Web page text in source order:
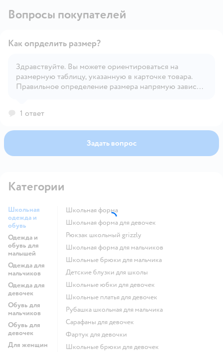
Вопросы покупателей
Открыть вопрос
Как опрделить размер?
Здравствуйте. Вы можете ориентироваться на
размерную таблицу, указанную в карточке товара.
Правильное определение размера напрямую зависит
1 ответ
Задать вопрос
Категории
Школьная
одежда и
обувь
Одежда и
обувь для
малышей
Одежда для
мальчиков
Одежда для
девочек
Обувь для
мальчиков
Обувь для
девочек
Для женщин
Школьная форма
Школьная форма для девочек
Рюкзак школьный grizzly
Школьная форма для мальчиков
Школьные брюки для мальчика
Детские блузки для школы
Школьные юбки для девочек
Школьные платья для девочек
Рубашка школьная для мальчика
Сарафаны для девочек
Фартук для девочки
Школьные брюки для девочек